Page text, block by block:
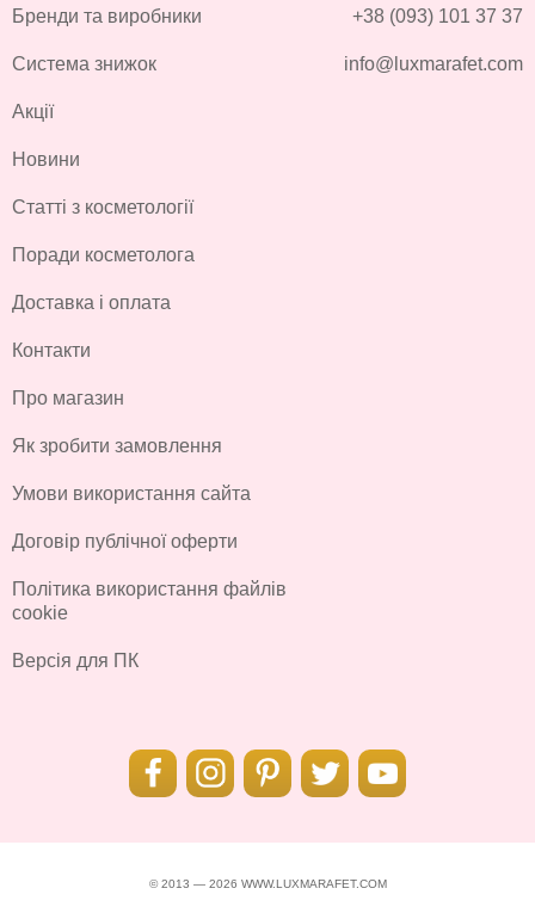
Бренди та виробники
Система знижок
Акції
Новини
Статті з косметології
Поради косметолога
Доставка і оплата
Контакти
Про магазин
Як зробити замовлення
Умови використання сайта
Договір публічної оферти
Політика використання файлів
cookie
Версія для ПК
+38 (093) 101 37 37
info@luxmarafet.com
© 2013 — 2026 WWW.LUXMARAFET.COM